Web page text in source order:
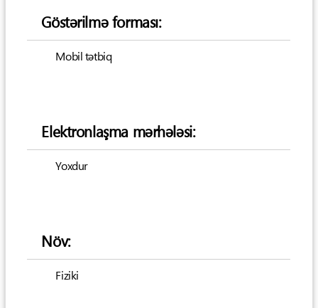
Göstərilmə forması:
Mobil tətbiq
Elektronlaşma mərhələsi:
Yoxdur
Növ:
Fiziki